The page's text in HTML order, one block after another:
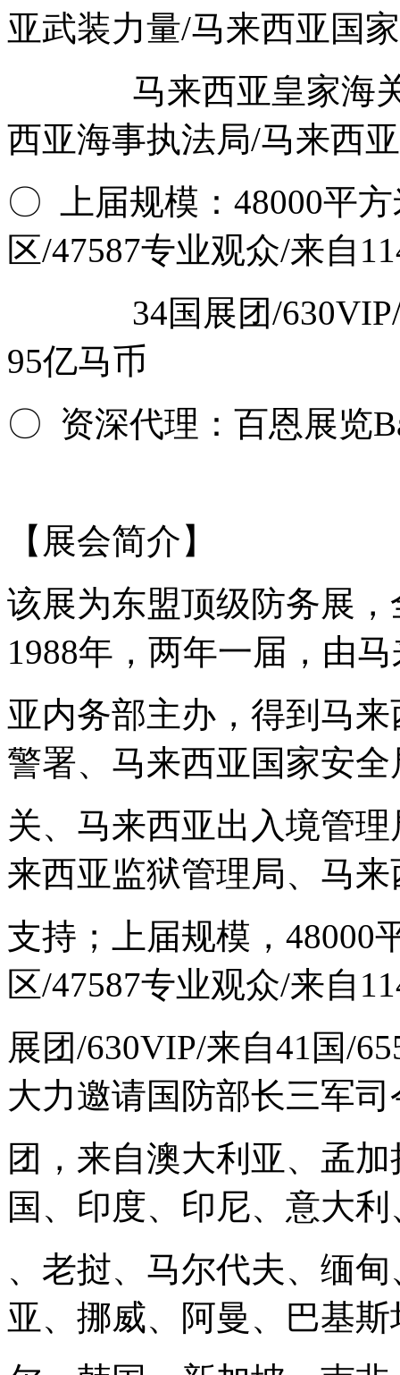
亚武装力量/马来西亚国
马来西亚皇家海关/
西亚海事执法局/马来西
〇 上届规模：48000平
区/47587专业观众/来自
34国展团/630VIP/来
95亿马币
〇 资深代理：百恩展览
【展会简介】
该展为东盟顶级防务展
1988年，两年一届，由
亚内务部主办，得到马
警署、马来西亚国家安
关、马来西亚出入境管
来西亚监狱管理局、马
支持；上届规模，48000
区/47587专业观众/来自
展团/630VIP/来自41国/
大力邀请国防部长三军
团，来自澳大利亚、孟
国、印度、印尼、意大
、老挝、马尔代夫、缅
亚、挪威、阿曼、巴基